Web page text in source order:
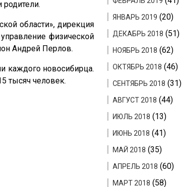
области», дирекция
физической
Андрей Перлов.
каждого новосибирца.
тысяч человек.
ЯНВАРЬ 2019 (20)
ДЕКАБРЬ 2018 (51)
НОЯБРЬ 2018 (62)
ОКТЯБРЬ 2018 (46)
СЕНТЯБРЬ 2018 (31)
АВГУСТ 2018 (44)
ИЮЛЬ 2018 (13)
ИЮНЬ 2018 (41)
МАЙ 2018 (35)
АПРЕЛЬ 2018 (60)
МАРТ 2018 (58)